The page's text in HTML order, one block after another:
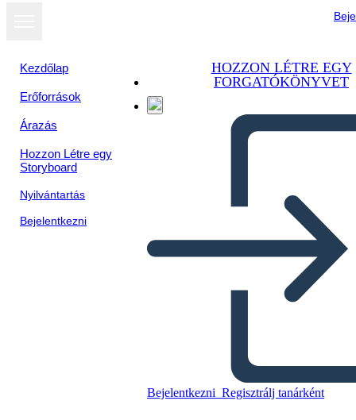
Kezdőlap
Erőforrások
Árazás
Hozzon Létre egy
Storyboard
Nyilvántartás
Bejelentkezni
HOZZON LÉTRE EGY
FORGATÓKÖNYVET
Bejelentkezni Regisztrálj tanárként
Megtekintés
diavetítésként